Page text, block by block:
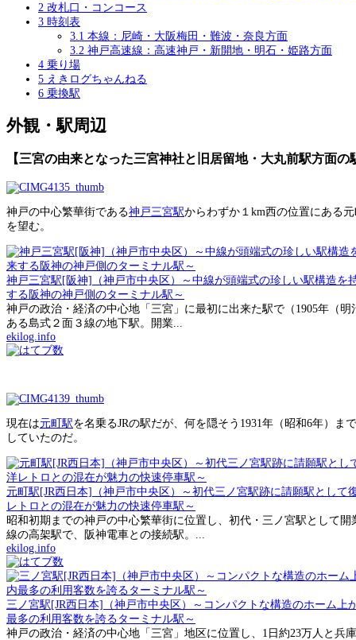
2 改札口・コンコース
3 時刻表
3.1 本線：尼崎・大阪梅田・難波・奈良方面
3.2 神戸高速線：高速神戸・新開地・明石・姫路方面
4 乗り場
5 えきログちゃんねる
6 乗換駅
外観・駅周辺
【三宮の由来となった三宮神社と旧居留地・大丸前駅方面の
神戸の中心繁華街である神戸三宮駅からわずか１km西の位置にある
を望む。
神戸三宮駅[阪神]（神戸市中央区）～中線が頭端式の珍しい駅構造を
する阪神の神戸側のターミナル駅～
神戸の政治・経済の中心地「三宮」に最初に出来た駅で（1905年（
ある島式２面３線の地下駅。開業...
ekilog.info
現在は元町駅を名乗るJRの駅だが、何を隠そう1931年（昭和6年）ま
していたのだ。
元町駅[JR西日本]（神戸市中央区）～初代三ノ宮駅跡に請願駅とし
レトロとの混在が魅力の快速停車駅～
昭和初期までの神戸の中心繁華街に位置し、初代・三ノ宮駅として
線の高架駅で、阪神電車との接続駅。...
ekilog.info
三ノ宮駅[JR西日本]（神戸市中央区）～コンパクトな構造のホーム
最多の利用客数を誇るターミナル駅～
神戸の政治・経済の中心地「三宮」地区に位置し、1日約23万人と兵